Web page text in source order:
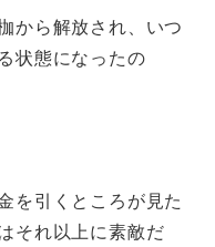
から解放され、いつ
状態になったの
を引くところが見た
それ以上に素敵だ